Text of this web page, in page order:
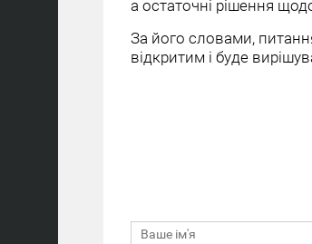
а остаточні рішення
За його словами,
відкритим і буде